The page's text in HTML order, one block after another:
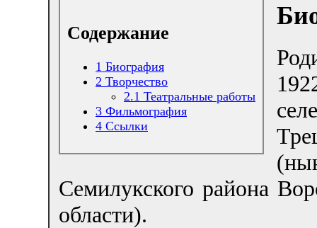
Содержание
1 Биография
2 Творчество
2.1 Театральные работы
3 Фильмография
4 Ссылки
селе
Семилукского района
области).